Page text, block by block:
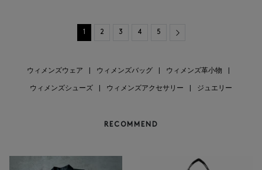
1 2 3 4 5 Next
ウィメンズウェア ウィメンズバッグ ウィメンズ革小物
ウィメンズシューズ ウィメンズアクセサリー ジュエリー
RECOMMEND